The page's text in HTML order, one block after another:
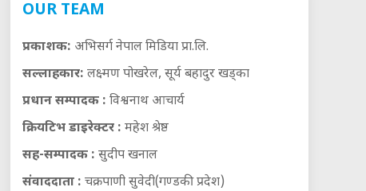
OUR TEAM
प्रकाशक: अभिसर्ग नेपाल मिडिया प्रा.लि.
सल्लाहकार: लक्ष्मण पोखरेल, सूर्य बहादुर खड्का
प्रधान सम्पादक : विश्वनाथ आचार्य
क्रियटिभ डाइरेक्टर : महेश श्रेष्ठ
सह-सम्पादक : सुदीप खनाल
संवाददाता : चक्रपाणी सुवेदी(गण्डकी प्रदेश)